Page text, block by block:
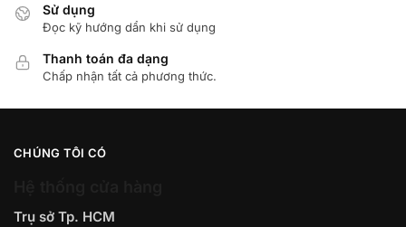
Sử dụng
Đọc kỹ hướng dẩn khi sử dụng
Thanh toán đa dạng
Chấp nhận tất cả phương thức.
CHÚNG TÔI CÓ
Trụ sở Tp. HCM